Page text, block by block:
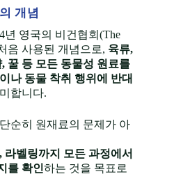
에서 함께 사용
할 수 없음
이처럼 코셔는
단순한 “음식 제
종교적 청결과
윤리적 소비를
지향하는 생활
방식 전체를 의
미합니다.
개념
년 영국의 비건협회(The
음 사용된 개념으로, 육류,
꿀 등 모든 동물성 원료를
나 동물 착취 행위에 반대
합니다.
순히 원재료의 문제가 아
라벨링까지 모든 과정에서
를 확인하는 것을 목표로